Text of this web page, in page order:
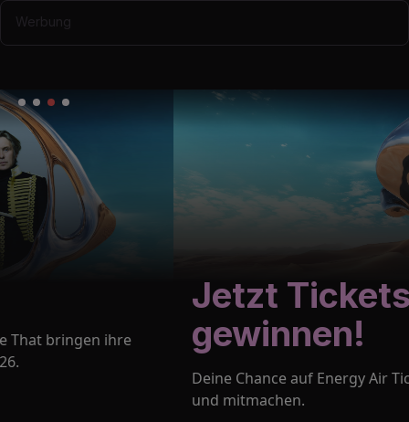
Werbung
Jetzt Tickets
gewinnen!
Deine Chance auf Energy Air Tickets: Jetzt anmelden